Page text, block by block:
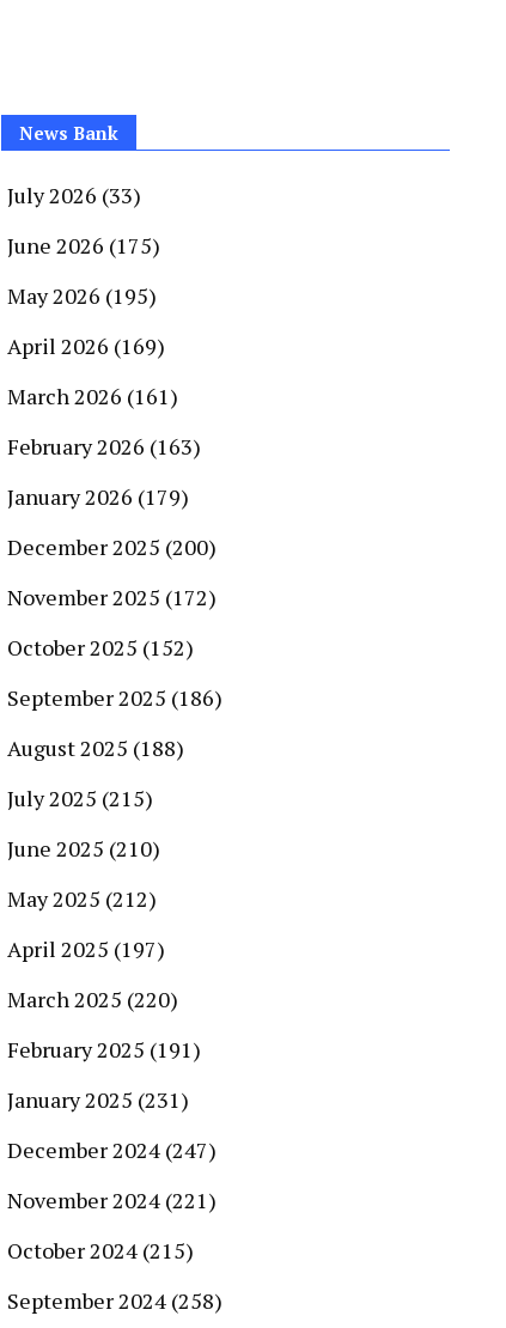
News Bank
July 2026 (33)
June 2026 (175)
May 2026 (195)
April 2026 (169)
March 2026 (161)
February 2026 (163)
January 2026 (179)
December 2025 (200)
November 2025 (172)
October 2025 (152)
September 2025 (186)
August 2025 (188)
July 2025 (215)
June 2025 (210)
May 2025 (212)
April 2025 (197)
March 2025 (220)
February 2025 (191)
January 2025 (231)
December 2024 (247)
November 2024 (221)
October 2024 (215)
September 2024 (258)